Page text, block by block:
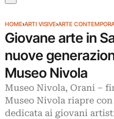
HOME›ARTI VISIVE›ARTE
Giovane arte in
nuove
Museo Nivola
Museo Nivola, Orani –
Museo Nivola riapre
dedicata ai giovani